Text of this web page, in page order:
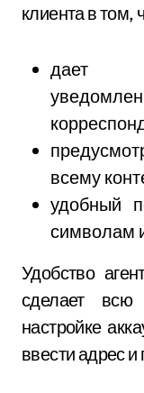
клиента в том,
дает
всему
удобный
символам
Удобство
сделает
настройке
ввести адрес и